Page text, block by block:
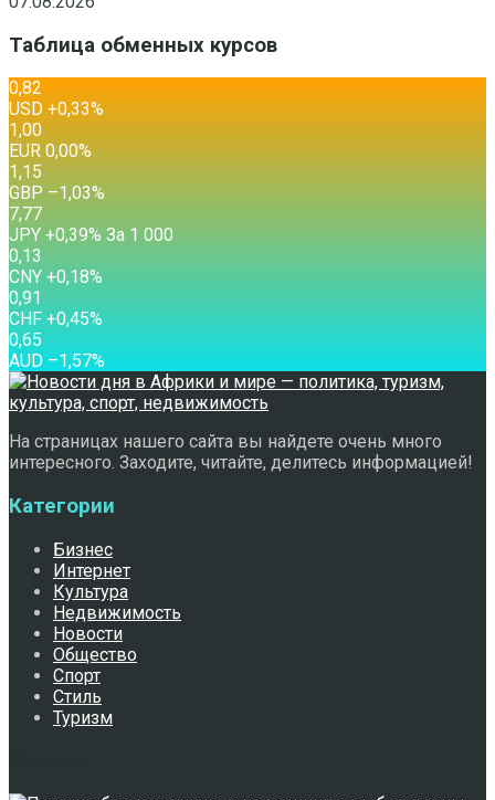
Таблица обменных курсов
0,82
USD +0,33%
1,00
EUR 0,00%
1,15
GBP –1,03%
7,77
JPY +0,39% За 1 000
0,13
CNY +0,18%
0,91
CHF +0,45%
0,65
AUD –1,57%
На страницах нашего сайта вы найдете очень много
интересного. Заходите, читайте, делитесь информацией!
Категории
Бизнес
Интернет
Культура
Недвижимость
Новости
Общество
Спорт
Стиль
Туризм